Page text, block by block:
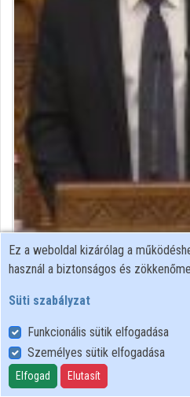
Intézményi listák
Közreműködő felvételei
Névjegyek
Névjegy
Magyar Köztársaság
Ez a weboldal kizárólag a
használ a biztonságos és
Süti szabályzat
Funkcionális sütik elfogadása
Személyes sütik elfogadása
Elfogad Elutasít